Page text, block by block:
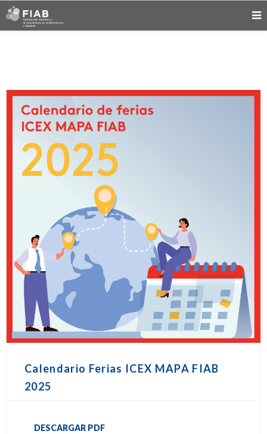
Calendario Ferias ICEX MAPA FIAB
2025
DESCARGAR PDF